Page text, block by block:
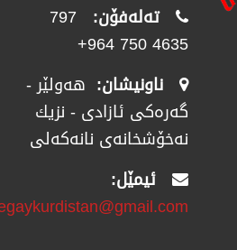
تەلەفۆن: 797
4635 750 964+
ناونیشان: هەولێر -
گەرەکی ئازادی - نزیك
نەخۆشخانەی نانەکەلی
ئیمێل: